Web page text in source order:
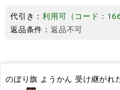
代引き：利用可（コード：166
返品条件： 返品不可
のぼり旗 ようかん 受け継がれ